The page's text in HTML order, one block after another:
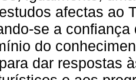
afectas ao
se a
do
dar respostas